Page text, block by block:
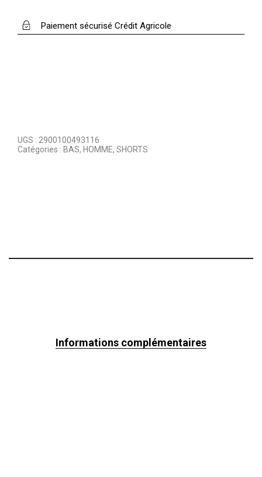
Paiement sécurisé Crédit Agricole
UGS : 2900100493116
Catégories : BAS, HOMME, SHORTS
Informations complémentaires